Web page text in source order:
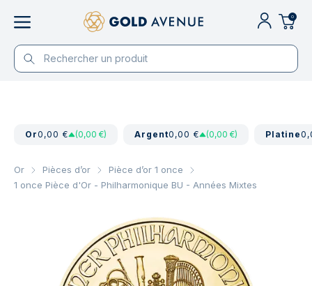
0
Or0,00 € (0,00 €) Argent0,00 € (0,00 €) Platine
Or Pièces d’or
Pièce d’or 1 once
1 once Pièce d'Or - Philharmonique BU - Années Mixtes